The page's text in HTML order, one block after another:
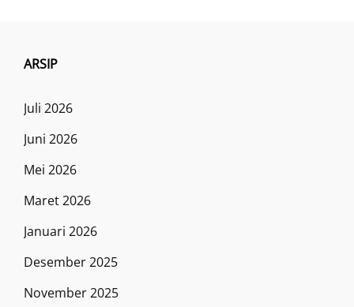
ARSIP
Juli 2026
Juni 2026
Mei 2026
Maret 2026
Januari 2026
Desember 2025
November 2025